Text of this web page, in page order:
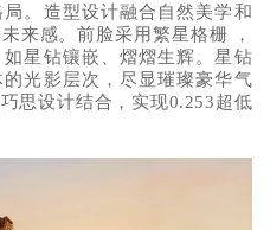
。造型设计融合自然美学和
来感。前脸采用繁星格栅 ，
星钻镶嵌、熠熠生辉。星钻
光影层次，尽显璀璨豪华气
思设计结合，实现0.253超低